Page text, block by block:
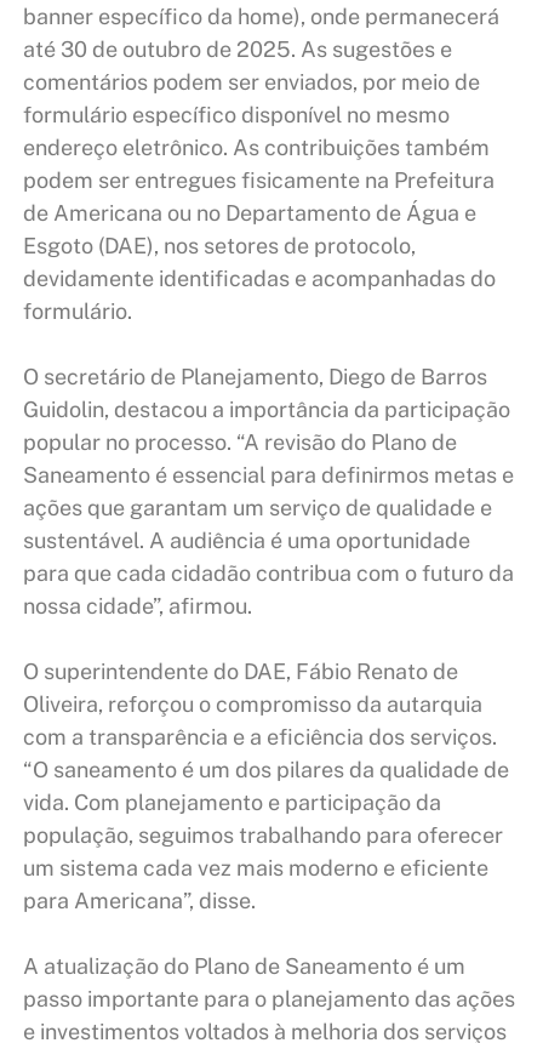
banner específico da home), onde permanecerá
até 30 de outubro de 2025. As sugestões e
comentários podem ser enviados, por meio de
formulário específico disponível no mesmo
endereço eletrônico. As contribuições também
podem ser entregues fisicamente na Prefeitura
de Americana ou no Departamento de Água e
Esgoto (DAE), nos setores de protocolo,
devidamente identificadas e acompanhadas do
formulário.
O secretário de Planejamento, Diego de Barros
Guidolin, destacou a importância da participação
popular no processo. “A revisão do Plano de
Saneamento é essencial para definirmos metas e
ações que garantam um serviço de qualidade e
sustentável. A audiência é uma oportunidade
para que cada cidadão contribua com o futuro da
nossa cidade”, afirmou.
O superintendente do DAE, Fábio Renato de
Oliveira, reforçou o compromisso da autarquia
com a transparência e a eficiência dos serviços.
“O saneamento é um dos pilares da qualidade de
vida. Com planejamento e participação da
população, seguimos trabalhando para oferecer
um sistema cada vez mais moderno e eficiente
para Americana”, disse.
A atualização do Plano de Saneamento é um
passo importante para o planejamento das ações
e investimentos voltados à melhoria dos serviços